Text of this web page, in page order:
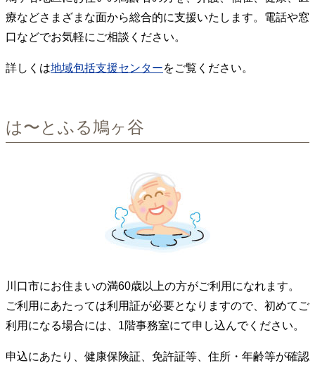
療などさまざまな面から総合的に支援いたします。電話や窓
口などでお気軽にご相談ください。
詳しくは地域包括支援センターをご覧ください。
は〜とふる鳩ヶ谷
川口市にお住まいの満60歳以上の方がご利用になれます。
ご利用にあたっては利用証が必要となりますので、初めてご
利用になる場合には、1階事務室にて申し込んでください。
申込にあたり、健康保険証、免許証等、住所・年齢等が確認